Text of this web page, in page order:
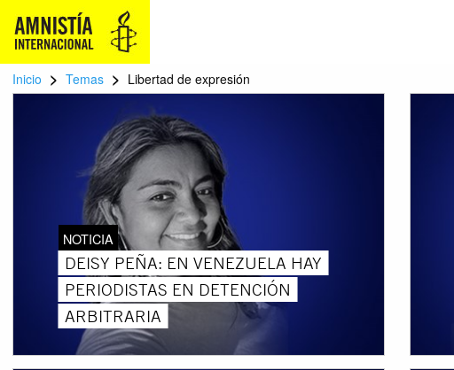
Inicio > Temas > Libertad de expresión
NOTICIA
DEISY PEÑA: EN VENEZUELA HAY
PERIODISTAS EN DETENCIÓN
ARBITRARIA